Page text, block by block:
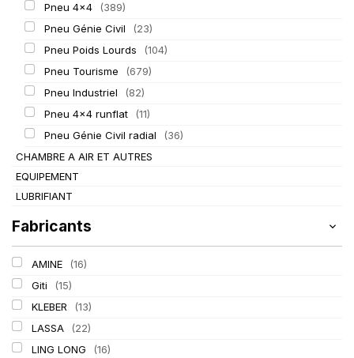
Pneu 4x4
(389)
Pneu Génie Civil
(23)
Pneu Poids Lourds
(104)
Pneu Tourisme
(679)
Pneu Industriel
(82)
Pneu 4x4 runflat
(11)
Pneu Génie Civil radial
(36)
CHAMBRE A AIR ET AUTRES
EQUIPEMENT
LUBRIFIANT
Fabricants
AMINE
(16)
Giti
(15)
KLEBER
(13)
LASSA
(22)
LING LONG
(16)